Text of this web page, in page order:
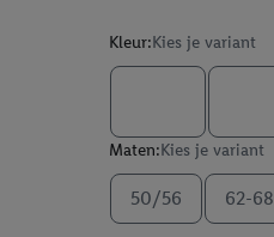
Kleur:Kies je variant
Maten:Kies je variant
50/56 62-68